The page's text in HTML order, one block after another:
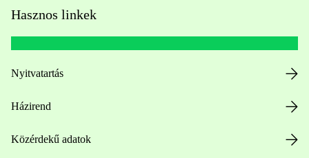
Hasznos linkek
Nyitvatartás
Házirend
Közérdekű adatok